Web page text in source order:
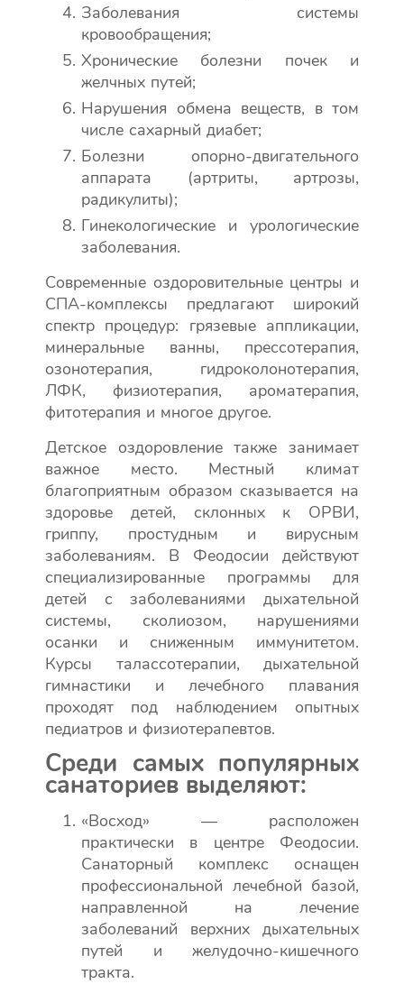
Заболевания системы
кровообращения;
Хронические болезни почек и
желчных путей;
Нарушения обмена веществ, в том
числе сахарный диабет;
Болезни опорно-двигательного
аппарата (артриты, артрозы,
радикулиты);
Гинекологические и урологические
заболевания.
Современные оздоровительные центры и
СПА-комплексы предлагают широкий
спектр процедур: грязевые аппликации,
минеральные ванны, прессотерапия,
озонотерапия, гидроколонотерапия,
ЛФК, физиотерапия, ароматерапия,
фитотерапия и многое другое.
Детское оздоровление также занимает
важное место. Местный климат
благоприятным образом сказывается на
здоровье детей, склонных к ОРВИ,
гриппу, простудным и вирусным
заболеваниям. В Феодосии действуют
специализированные программы для
детей с заболеваниями дыхательной
системы, сколиозом, нарушениями
осанки и сниженным иммунитетом.
Курсы талассотерапии, дыхательной
гимнастики и лечебного плавания
проходят под наблюдением опытных
педиатров и физиотерапевтов.
Среди самых популярных
санаториев выделяют:
«Восход» — расположен
практически в центре Феодосии.
Санаторный комплекс оснащен
профессиональной лечебной базой,
направленной на лечение
заболеваний верхних дыхательных
путей и желудочно-кишечного
тракта.